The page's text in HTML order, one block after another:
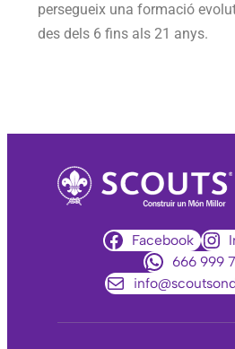
persegueix una formació
des dels 6 fins als 21 anys.
Facebook
666 999